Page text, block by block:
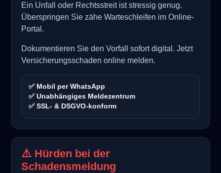
Ein Unfall oder Rechtsstreit ist stressig genug.
Überspringen Sie zähe Warteschleifen im Online-
Portal.
Dokumentieren Sie den Vorfall sofort digital. Jetzt
Versicherungsschaden online melden.
✅ Mobil per WhatsApp
✅ Unabhängiges Meldezentrum
✅ SSL- & DSGVO-konform
⚠️ Hürden bei der
Schadensmeldung